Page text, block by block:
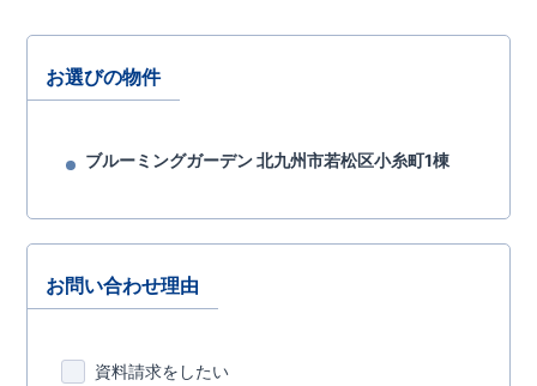
お選びの物件
ブルーミングガーデン 北九州市若松区小糸町1棟
お問い合わせ理由
資料請求をしたい